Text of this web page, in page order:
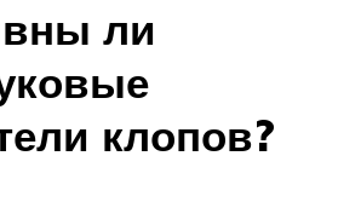
ли
клопов?